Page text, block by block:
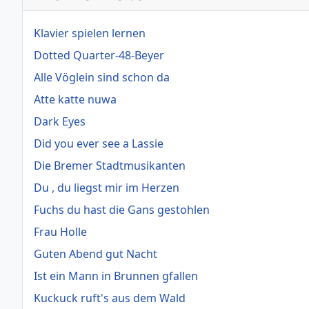
Klavier spielen lernen
Dotted Quarter-48-Beyer
Alle Vöglein sind schon da
Atte katte nuwa
Dark Eyes
Did you ever see a Lassie
Die Bremer Stadtmusikanten
Du , du liegst mir im Herzen
Fuchs du hast die Gans gestohlen
Frau Holle
Guten Abend gut Nacht
Ist ein Mann in Brunnen gfallen
Kuckuck ruft's aus dem Wald